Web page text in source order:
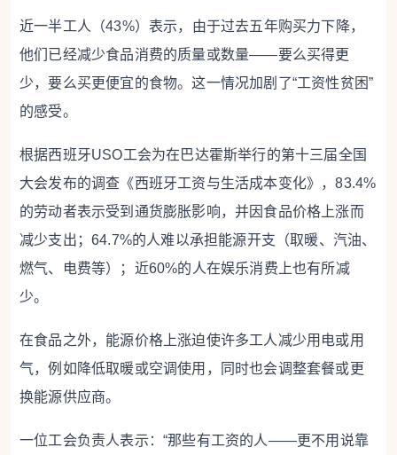
近一半工人（43%）表示，由于过去五年购买力下降，
他们已经减少食品消费的质量或数量——要么买得更
少，要么买更便宜的食物。这一情况加剧了“工资性贫困”
的感受。
根据西班牙USO工会为在巴达霍斯举行的第十三届全国
大会发布的调查《西班牙工资与生活成本变化》，83.4%
的劳动者表示受到通货膨胀影响，并因食品价格上涨而
减少支出；64.7%的人难以承担能源开支（取暖、汽油、
燃气、电费等）；近60%的人在娱乐消费上也有所减
少。
在食品之外，能源价格上涨迫使许多工人减少用电或用
气，例如降低取暖或空调使用，同时也会调整套餐或更
换能源供应商。
一位工会负责人表示：“那些有工资的人——更不用说靠